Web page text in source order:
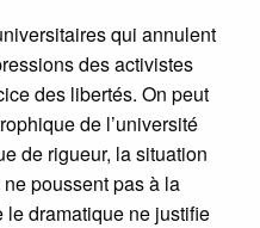
qui annulent
des activistes
des libertés. On peut
de l’université
de rigueur, la situation
poussent pas à la
le dramatique ne justifie